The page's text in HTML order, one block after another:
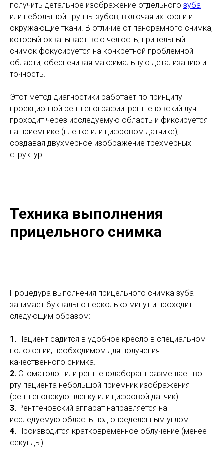
получить детальное изображение отдельного зуба
или небольшой группы зубов, включая их корни и
окружающие ткани. В отличие от панорамного снимка,
который охватывает всю челюсть, прицельный
снимок фокусируется на конкретной проблемной
области, обеспечивая максимальную детализацию и
точность.
Этот метод диагностики работает по принципу
проекционной рентгенографии: рентгеновский луч
проходит через исследуемую область и фиксируется
на приемнике (пленке или цифровом датчике),
создавая двухмерное изображение трехмерных
структур.
Техника выполнения
прицельного снимка
Процедура выполнения прицельного снимка зуба
занимает буквально несколько минут и проходит
следующим образом:
1. Пациент садится в удобное кресло в специальном
положении, необходимом для получения
качественного снимка.
2. Стоматолог или рентгенолаборант размещает во
рту пациента небольшой приемник изображения
(рентгеновскую пленку или цифровой датчик).
3. Рентгеновский аппарат направляется на
исследуемую область под определенным углом.
4. Производится кратковременное облучение (менее
секунды).